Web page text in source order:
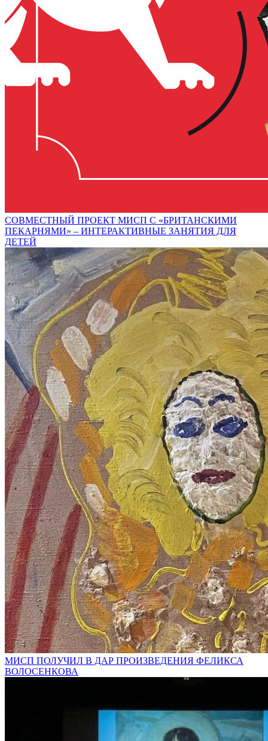
СОВМЕСТНЫЙ ПРОЕКТ МИСП С «БРИТАНСКИМИ
ПЕКАРНЯМИ» – ИНТЕРАКТИВНЫЕ ЗАНЯТИЯ ДЛЯ
ДЕТЕЙ
МИСП ПОЛУЧИЛ В ДАР ПРОИЗВЕДЕНИЯ ФЕЛИКСА
ВОЛОСЕНКОВА